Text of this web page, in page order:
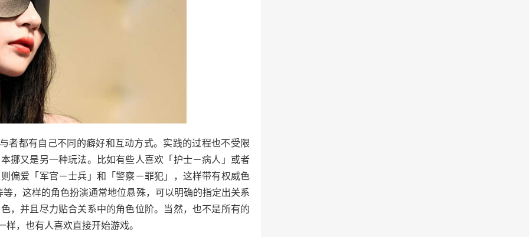
者都有自己不同的癖好和互动方式。实践的过程也不受限
挪又是另一种玩法。比如有些人喜欢「护士－病人」或者
偏爱「军官－士兵」和「警察－罪犯」，这样带有权威色
，这样的角色扮演通常地位悬殊，可以明确的指定出关系
，并且尽力贴合关系中的角色位阶。当然，也不是所有的
，也有人喜欢直接开始游戏。